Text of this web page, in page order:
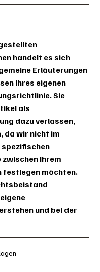
handelt es sich
Erläuterungen
Ihres eigenen
Sie
als
dazu verlassen,
da wir nicht im
spezifischen
Ihrem
festlegen möchten.
und bei der